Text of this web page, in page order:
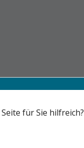
für Sie hilfreich?